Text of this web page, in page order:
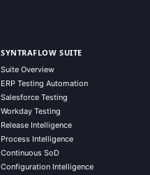
SYNTRAFLOW SUITE
Suite Overview
ERP Testing Automation
Salesforce Testing
Workday Testing
Release Intelligence
Process Intelligence
Continuous SoD
Configuration Intelligence